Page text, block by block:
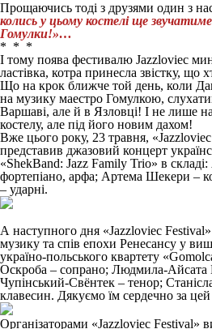
Прощаючись тоді з друзями один з
колись у цьому костелі ще
Гомулки!»…
* * *
І тому поява фестивалю Jazzloviec
ластівка, котра принесла звістку, що
Що на крок ближче той день, коли
на музику маестро Гомулкою,
Варшаві, але й в Язловці! І не лише
костелу, але під його новим дахом!
Вже цього року, 23 травня,
представив джазовий концерт
«ShekBand: Jazz Family Trio» в
фортепіано, арфа; Артема Шекери –
– ударні.
А наступного дня «Jazzloviec Festival»
музику та спів епохи Ренесансу у
україно-польського квартету
Оскроба – сопрано; Людмила-Айсата
Чупінський-Свёнтек – тенор;
клавесин. Дякуємо їм сердечно за
Організаторами «Jazzloviec Festival»